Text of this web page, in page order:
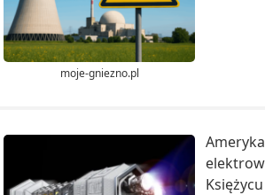
moje-gniezno.pl
Księżycu